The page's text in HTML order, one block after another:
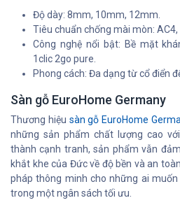
Độ dày: 8mm, 10mm, 12mm.
Tiêu chuẩn chống mài mòn: AC4,
Công nghệ nổi bật: Bề mặt
1clic 2go pure.
Phong cách: Đa dạng từ cổ điển
Sàn gỗ EuroHome Germany
Thương hiệu sàn gỗ EuroHome
những sản phẩm chất lượng cao
thành cạnh tranh, sản phẩm vẫn
khắt khe của Đức về độ bền và an
pháp thông minh cho những ai
trong một ngân sách tối ưu.